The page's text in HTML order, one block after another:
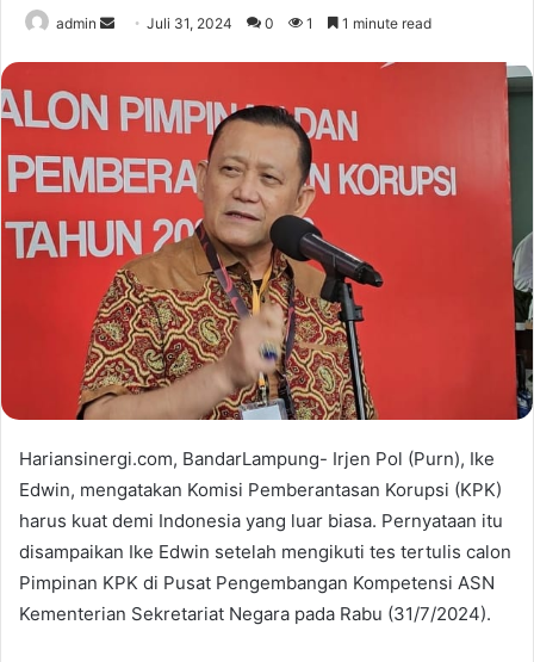
admin
SendJuli 31, 2024 0 1 1 minute read
Hariansinergi.com, BandarLampung- Irjen Pol (Purn), Ike
Edwin, mengatakan Komisi Pemberantasan Korupsi (KPK)
harus kuat demi Indonesia yang luar biasa. Pernyataan itu
disampaikan Ike Edwin setelah mengikuti tes tertulis calon
Pimpinan KPK di Pusat Pengembangan Kompetensi ASN
Kementerian Sekretariat Negara pada Rabu (31/7/2024).